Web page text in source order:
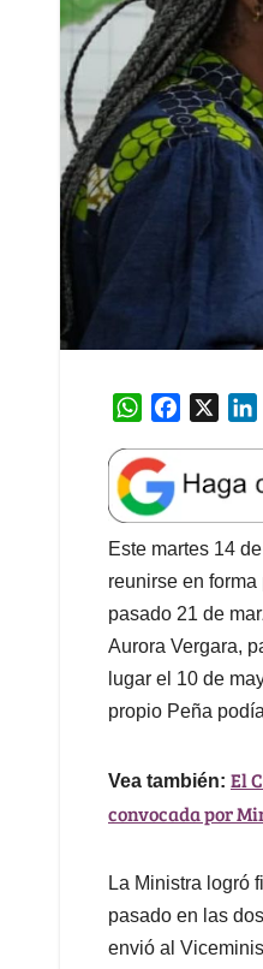
W
a
t
s
A
p
p
e
b
o
o
k
d
Este martes 14
reunirse en
pasado 21 de
Aurora Vergara,
lugar el 10 de
propio Peña
Vea también: El
convocada por
La Ministra logró
pasado en las
envió al